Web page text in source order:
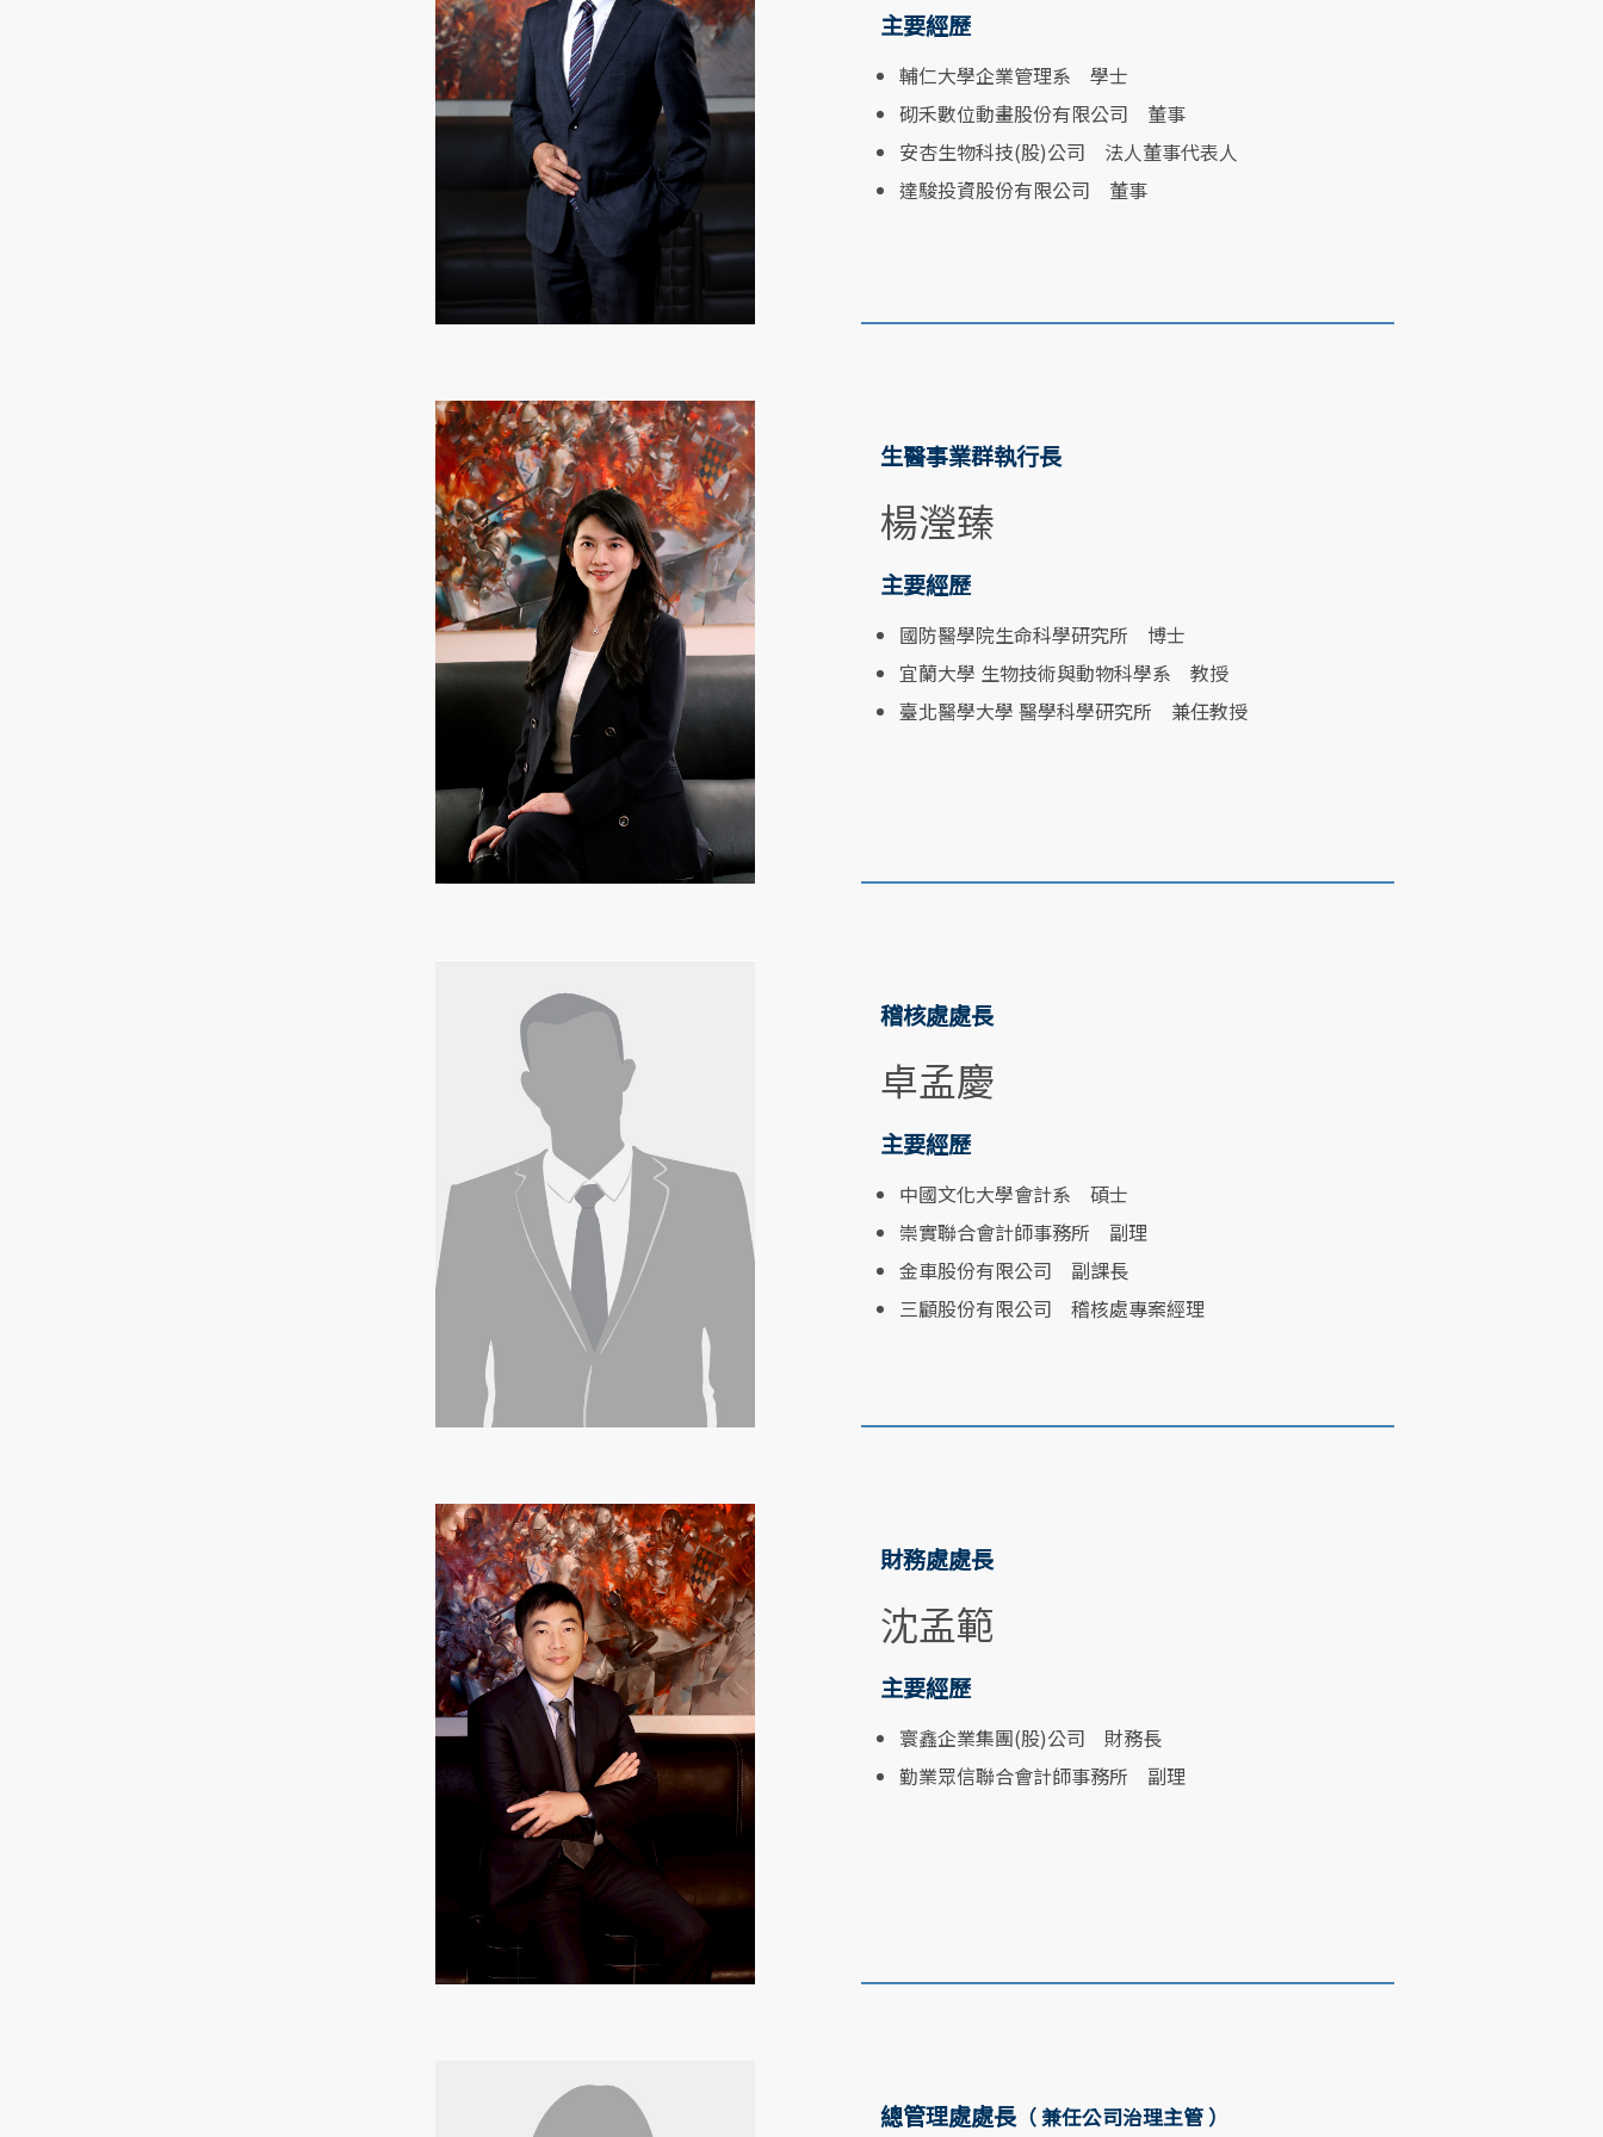
主要經歷
輔仁大學企業管理系 學士
砌禾數位動畫股份有限公司 董事
安杏生物科技(股)公司 法人董事代表人
達駿投資股份有限公司 董事
生醫事業群執行長
楊瀅臻
主要經歷
國防醫學院生命科學研究所 博士
宜蘭大學 生物技術與動物科學系 教授
臺北醫學大學 醫學科學研究所 兼任教授
稽核處處長
卓孟慶
主要經歷
中國文化大學會計系 碩士
崇實聯合會計師事務所 副理
金車股份有限公司 副課長
三顧股份有限公司 稽核處專案經理
財務處處長
沈孟範
主要經歷
寰鑫企業集團(股)公司 財務長
勤業眾信聯合會計師事務所 副理
總管理處處長（ 兼任公司治理主管 ）